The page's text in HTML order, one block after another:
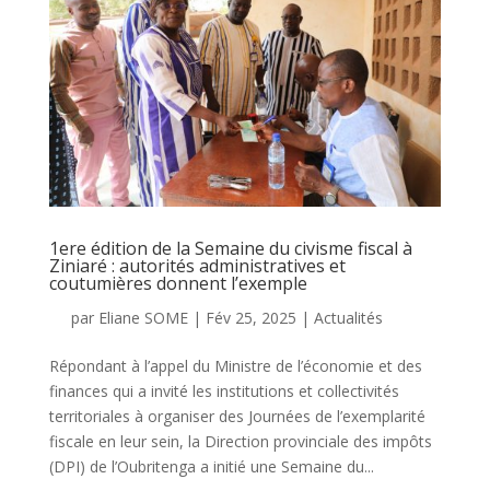
1ere édition de la Semaine du civisme fiscal à
Ziniaré : autorités administratives et
coutumières donnent l’exemple
par Eliane SOME| Fév 25, 2025 | Actualités
Répondant à l’appel du Ministre de l’économie et des
finances qui a invité les institutions et collectivités
territoriales à organiser des Journées de l’exemplarité
fiscale en leur sein, la Direction provinciale des impôts
(DPI) de l’Oubritenga a initié une Semaine du...